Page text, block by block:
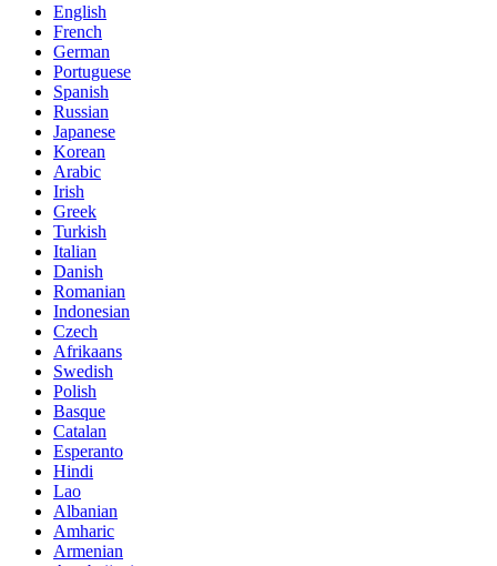
English
French
German
Portuguese
Spanish
Russian
Japanese
Korean
Arabic
Irish
Greek
Turkish
Italian
Danish
Romanian
Indonesian
Czech
Afrikaans
Swedish
Polish
Basque
Catalan
Esperanto
Hindi
Lao
Albanian
Amharic
Armenian